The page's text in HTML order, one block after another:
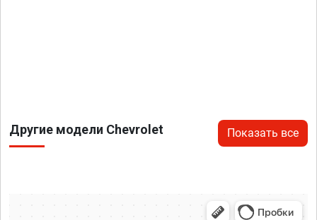
Другие модели Chevrolet Показать все